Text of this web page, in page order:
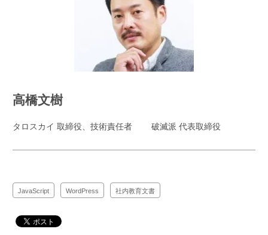
高橋文樹
タロスカイ 取締役、技術責任者 破滅派 代表取締役
JavaScript WordPress 社内教育文書